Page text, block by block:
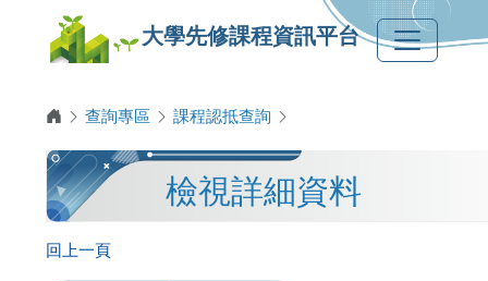
大學先修課程資訊平台
查詢專區 課程認抵查詢
檢視詳細資料
回上一頁